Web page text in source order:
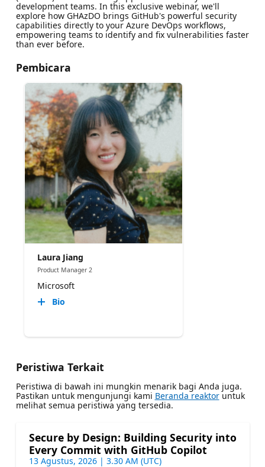
development teams. In this exclusive webinar, we'll
explore how GHAzDO brings GitHub's powerful security
capabilities directly to your Azure DevOps workflows,
empowering teams to identify and fix vulnerabilities faster
than ever before.
Pembicara
Laura Jiang
Product Manager 2
Microsoft
Bio
Peristiwa Terkait
Peristiwa di bawah ini mungkin menarik bagi Anda juga.
Pastikan untuk mengunjungi kami Beranda reaktoruntuk
melihat semua peristiwa yang tersedia.
Secure by Design: Building Security into
Every Commit with GitHub Copilot
13 Agustus, 2026 | 3.30 AM (UTC)